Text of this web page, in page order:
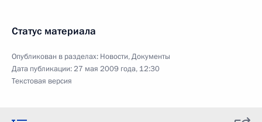
Статус материала
Опубликован в разделах: Новости,Документы
Дата публикации:27 мая 2009 года, 12:30
Текстовая версия